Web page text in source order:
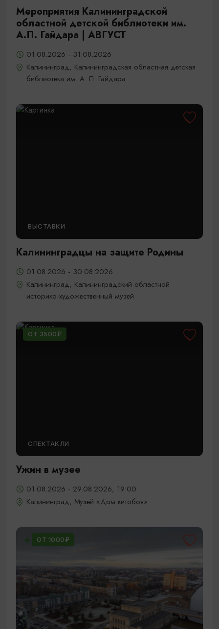
Мероприятия Калининградской
областной детской библиотеки им.
А.П. Гайдара | АВГУСТ
01.08.2026 - 31.08.2026
Калининград, Калининградская областная детская
библиотека им. А. П. Гайдара
ВЫСТАВКИ
Калининградцы на защите Родины
01.08.2026 - 30.08.2026
Калининград, Калининградский областной
историко-художественный музей
ОТ 3500₽
СПЕКТАКЛИ
Ужин в музее
01.08.2026 - 29.08.2026, 19:00
Калининград, Музей «Дом китобоя»
ОТ 1000₽